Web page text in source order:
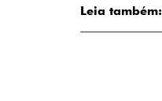
Leia também: